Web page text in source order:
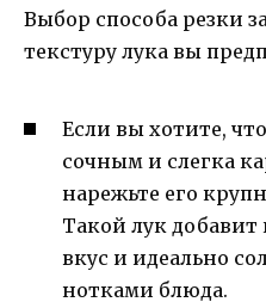
Выбор способа резки
текстуру лука вы
Если вы хотите,
сочным и слегка
нарежьте его
Такой лук
вкус и идеально
нотками блюда.